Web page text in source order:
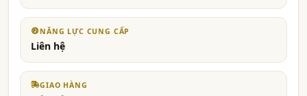
NĂNG LỰC CUNG CẤP
Liên hệ
GIAO HÀNG